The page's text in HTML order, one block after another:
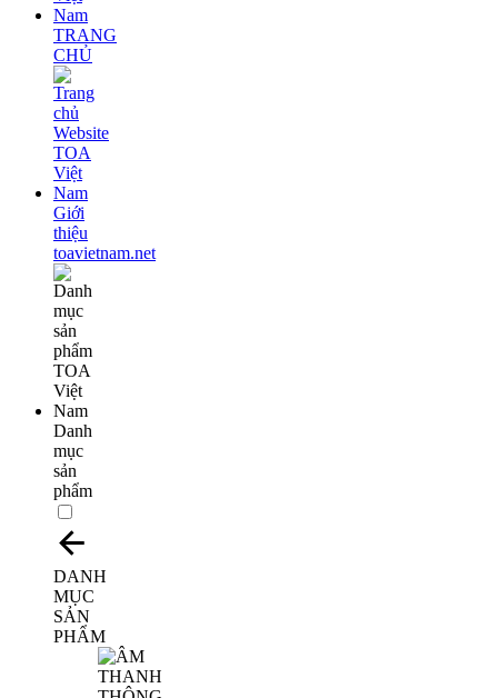
TRANG
CHỦ
Giới
thiệu
toavietnam.net
Danh
mục
sản
phẩm
DANH
MỤC
SẢN
PHẨM